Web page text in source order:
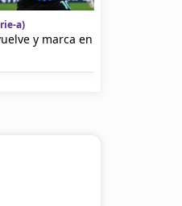
a)
y marca en el